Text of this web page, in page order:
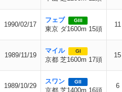
1990/02/17
フェブ GIII
東京 ダ1600m 15頭
11
1989/11/19
マイル GI
京都 芝1600m 17頭
15
1989/10/29
スワン GII
京都 芝1400m 16頭
6